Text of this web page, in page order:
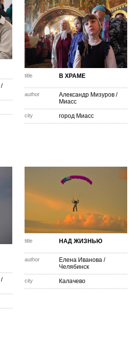
/
title В ХРАМЕ
author Александр Мизуров /
Миасс
city город Миасс
/
title НАД ЖИЗНЬЮ
author Елена Иванова /
Челябинск
city Калачево